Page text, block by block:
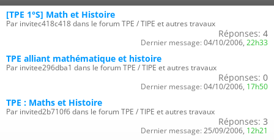
[TPE 1°S] Math et Histoire
Par invitec418c418 dans le forum TPE / TIPE et autres travaux
Réponses: 4
Dernier message: 04/10/2006, 22h33
TPE alliant mathématique et histoire
Par invitee296dba1 dans le forum TPE / TIPE et autres travaux
Réponses: 0
Dernier message: 04/10/2006, 17h50
TPE : Maths et Histoire
Par invited2b710f6 dans le forum TPE / TIPE et autres travaux
Réponses: 3
Dernier message: 25/09/2006, 12h21